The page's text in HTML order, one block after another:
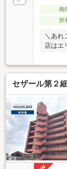
ませ
さい
＝＝＝
南
所
＼あれ
店はエ
渡小学
徒歩約
和室あ
けます
＝＝＝
かず。
だくと
＝＝＝
セザール第２